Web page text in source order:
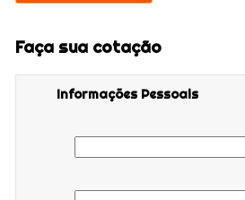
Faça sua cotação
Informações Pessoais